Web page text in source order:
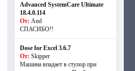
Advanced SystemCare Ultimate
18.4.0.114
От: And
СПАСИБО!!
Dose for Excel 3.6.7
От: Skipper
Машина впадает в ступор при